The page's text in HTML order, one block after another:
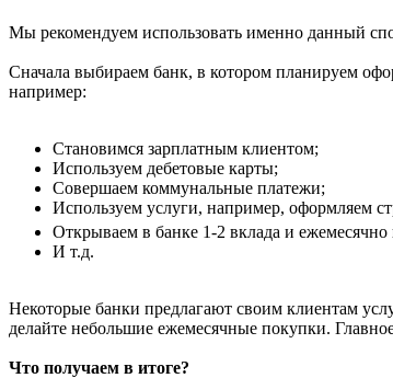
Мы рекомендуем использовать именно данный
Сначала выбираем банк, в котором планируем
например:
Становимся зарплатным клиентом;
Используем дебетовые карты;
Совершаем коммунальные платежи;
Используем услуги, например, оформляем
Открываем в банке 1-2 вклада и
И т.д.
Некоторые банки предлагают своим клиентам
делайте небольшие ежемесячные покупки.
Что получаем в итоге?